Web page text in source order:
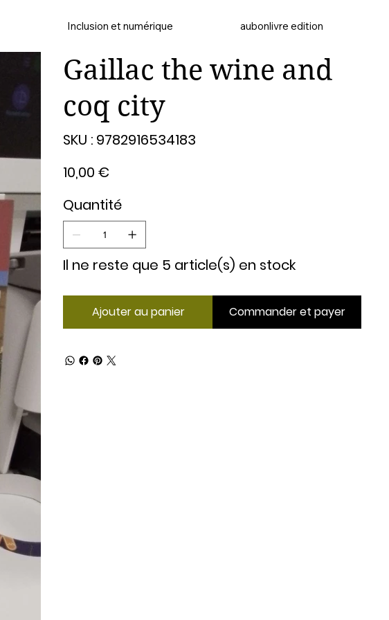
Inclusion et numérique aubonlivre edition
Gaillac the wine and
coq city
SKU : 9782916534183
9782916534183
10,00 €
Quantité
Il ne reste que 5 article(s) en stock
Ajouter au panier Commander et payer